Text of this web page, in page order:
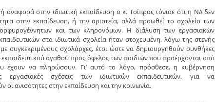
αναφορά στην ιδιωτική εκπαίδευση ο κ. Τσίπρας τόνισε ότι η ΝΔ δεν
στην εκπαίδευση, ή την αριστεία, αλλά προωθεί το σχολείο των
και των κληρονόμων. Η διάλυση των εργασιακών
στα ιδιωτικά σχολεία ήταν στοχευμένη, λόγω της στενής
συγκεκριμένους σχολάρχες, έτσι ώστε να δημιουργηθούν συνθήκες
αγαθού προς όφελος των παιδιών που προέρχονται από
έχουν να πληρώσουν. Γι’ αυτό το λόγο, πρόσθεσε, η κυβέρνηση
εργασιακές σχέσεις των ιδιωτικών εκπαιδευτικών, για να
οι ανισότητες στην εκπαίδευση και την κοινωνία.